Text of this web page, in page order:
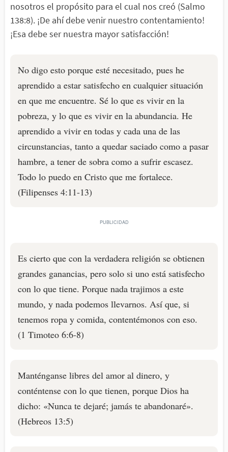
nosotros el propósito para el cual nos creó (Salmo
138:8). ¡De ahí debe venir nuestro contentamiento!
¡Esa debe ser nuestra mayor satisfacción!
No digo esto porque esté necesitado, pues he
aprendido a estar satisfecho en cualquier situación
en que me encuentre. Sé lo que es vivir en la
pobreza, y lo que es vivir en la abundancia. He
aprendido a vivir en todas y cada una de las
circunstancias, tanto a quedar saciado como a pasar
hambre, a tener de sobra como a sufrir escasez.
Todo lo puedo en Cristo que me fortalece.
(Filipenses 4:11-13)
Es cierto que con la verdadera religión se obtienen
grandes ganancias, pero solo si uno está satisfecho
con lo que tiene. Porque nada trajimos a este
mundo, y nada podemos llevarnos. Así que, si
tenemos ropa y comida, contentémonos con eso.
(1 Timoteo 6:6-8)
Manténganse libres del amor al dinero, y
conténtense con lo que tienen, porque Dios ha
dicho: «Nunca te dejaré; jamás te abandonaré».
(Hebreos 13:5)